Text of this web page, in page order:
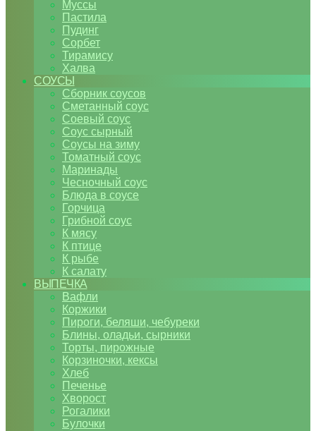
Муссы
Пастила
Пудинг
Сорбет
Тирамису
Халва
СОУСЫ
Сборник соусов
Сметанный соус
Соевый соус
Соус сырный
Соусы на зиму
Томатный соус
Маринады
Чесночный соус
Блюда в соусе
Горчица
Грибной соус
К мясу
К птице
К рыбе
К салату
ВЫПЕЧКА
Вафли
Коржики
Пироги, беляши, чебуреки
Блины, оладьи, сырники
Торты, пирожные
Корзиночки, кексы
Хлеб
Печенье
Хворост
Рогалики
Булочки